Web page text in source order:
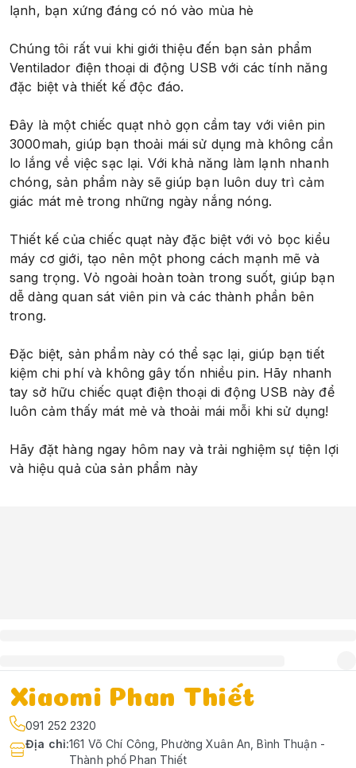
lạnh, bạn xứng đáng có nó vào mùa hè
Chúng tôi rất vui khi giới thiệu đến bạn sản phẩm
Ventilador điện thoại di động USB với các tính năng
đặc biệt và thiết kế độc đáo.
Đây là một chiếc quạt nhỏ gọn cầm tay với viên pin
3000mah, giúp bạn thoải mái sử dụng mà không cần
lo lắng về việc sạc lại. Với khả năng làm lạnh nhanh
chóng, sản phẩm này sẽ giúp bạn luôn duy trì cảm
giác mát mẻ trong những ngày nắng nóng.
Thiết kế của chiếc quạt này đặc biệt với vỏ bọc kiểu
máy cơ giới, tạo nên một phong cách mạnh mẽ và
sang trọng. Vỏ ngoài hoàn toàn trong suốt, giúp bạn
dễ dàng quan sát viên pin và các thành phần bên
trong.
Đặc biệt, sản phẩm này có thể sạc lại, giúp bạn tiết
kiệm chi phí và không gây tốn nhiều pin. Hãy nhanh
tay sở hữu chiếc quạt điện thoại di động USB này để
luôn cảm thấy mát mẻ và thoải mái mỗi khi sử dụng!
Hãy đặt hàng ngay hôm nay và trải nghiệm sự tiện lợi
và hiệu quả của sản phẩm này
Xiaomi Phan Thiết
091 252 2320
Địa chỉ:161 Võ Chí Công, Phường Xuân An, Bình Thuận -
Thành phố Phan Thiết